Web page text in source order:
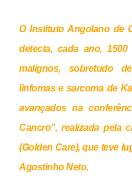
O Instituto Angolano de
detecta, cada ano,
malignos, sobretudo
linfomas e sarcoma de
avançados na
Cancro”, realizada pela
(Golden Care), que teve
Agostinho Neto.